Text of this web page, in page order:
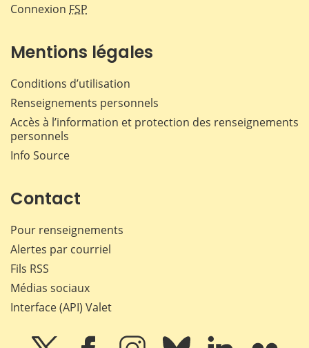
Connexion FSP
Mentions légales
Conditions d’utilisation
Renseignements personnels
Accès à l’information et protection des renseignements
personnels
Info Source
Contact
Pour renseignements
Alertes par courriel
Fils RSS
Médias sociaux
Interface (API) Valet